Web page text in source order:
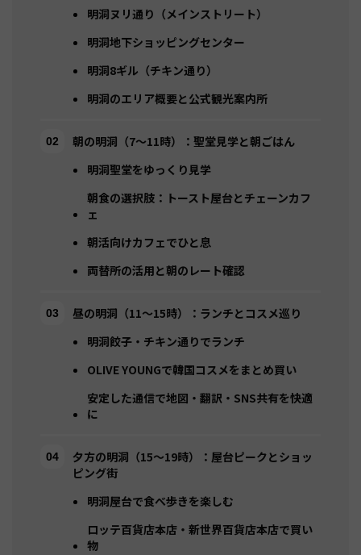
明洞ヌリ通り（メインストリート）
明洞地下ショッピングセンター
明洞8ギル（チキン通り）
明洞のエリア概要と公式観光案内所
朝の明洞（7〜11時）：聖堂見学と朝ごはん
明洞聖堂をゆっくり見学
朝食の選択肢：トースト屋台とチェーンカフ
ェ
朝活向けカフェでひと息
両替所の活用と朝のレート確認
昼の明洞（11〜15時）：ランチとコスメ巡り
明洞餃子・チキン通りでランチ
OLIVE YOUNGで韓国コスメをまとめ買い
安定した通信で地図・翻訳・SNS共有を快適
に
夕方の明洞（15〜19時）：屋台ピークとショッ
ピング街
明洞屋台で食べ歩きを楽しむ
ロッテ百貨店本店・新世界百貨店本店で買い
物